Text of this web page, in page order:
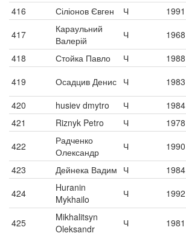
416
Сіліонов Євген Ч 1991
417
Караульний
Валерій
Ч 1968
418
Стойка Павло Ч 1988
419
Осадцив Денис Ч 1983
420
husiev dmytro Ч 1984
421
Riznyk Petro Ч 1978
422
Радченко
Олександр
Ч 1990
423
Дейнека Вадим Ч 1984
424
Huranin
Mykhailo
Ч 1992
425
Mikhalitsyn
Oleksandr
Ч 1981